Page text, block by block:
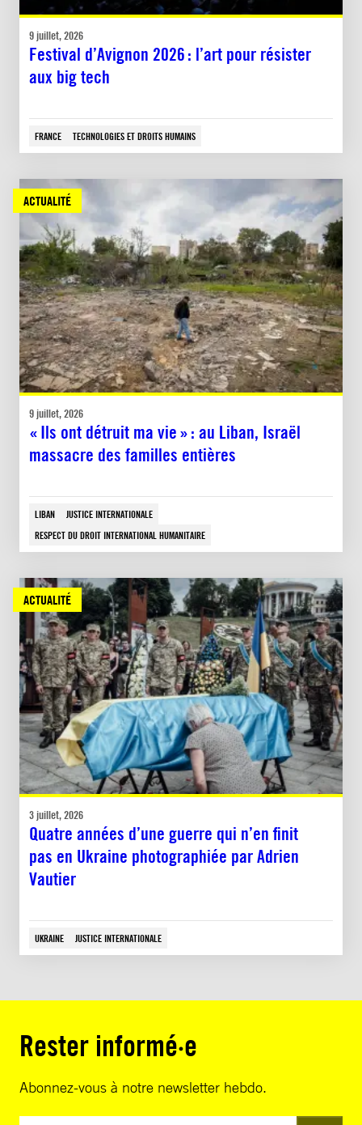
9 juillet, 2026
Festival d’Avignon 2026 : l’art pour résister
aux big tech
FRANCE TECHNOLOGIES ET DROITS HUMAINS
ACTUALITÉ
9 juillet, 2026
« Ils ont détruit ma vie » : au Liban, Israël
massacre des familles entières
LIBAN
JUSTICE INTERNATIONALE
RESPECT DU DROIT INTERNATIONAL HUMANITAIRE
ACTUALITÉ
3 juillet, 2026
Quatre années d’une guerre qui n’en finit
pas en Ukraine photographiée par Adrien
Vautier
UKRAINE JUSTICE INTERNATIONALE
Rester informé·e
Abonnez-vous à notre newsletter hebdo.